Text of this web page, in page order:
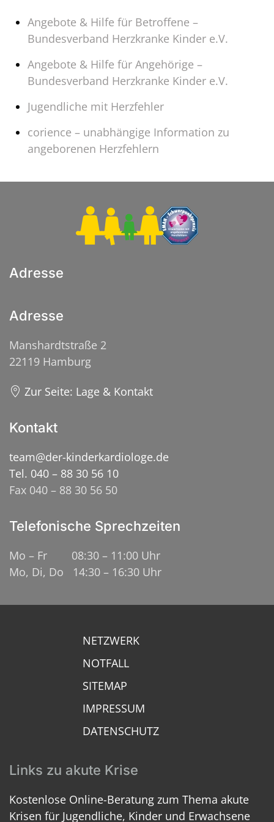
Angebote & Hilfe für Betroffene –
Bundesverband Herzkranke Kinder e.V.
Angebote & Hilfe für Angehörige –
Bundesverband Herzkranke Kinder e.V.
Jugendliche mit Herzfehler
corience – unabhängige Information zu
angeborenen Herzfehlern
Adresse
Adresse
Manshardtstraße 2
22119 Hamburg
Zur Seite: Lage & Kontakt
Kontakt
team@der-kinderkardiologe.de
Tel. 040 – 88 30 56 10
Fax 040 – 88 30 56 50
Telefonische Sprechzeiten
Mo – Fr 08:30 – 11:00 Uhr
Mo, Di, Do 14:30 – 16:30 Uhr
NETZWERK
NOTFALL
SITEMAP
IMPRESSUM
DATENSCHUTZ
Links zu akute Krise
Kostenlose Online-Beratung zum Thema akute
Krisen für Jugendliche, Kinder und Erwachsene